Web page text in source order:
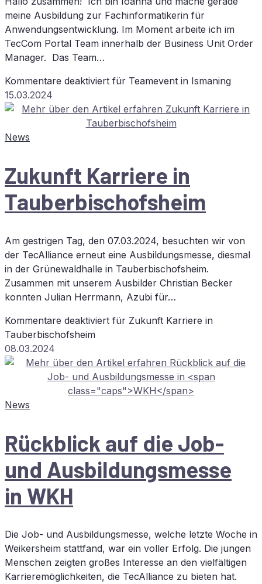
meine Ausbildung zur Fachinformatikerin für
Anwendungsentwicklung. Im Moment arbeite ich im
TecCom Portal Team innerhalb der Business Unit Order
Manager. Das Team…
Kommentare deaktiviert für Team­e­vent in Ismaning
15.03.2024
News
Zu­kunft Kar­rie­re in
Tauberbischofsheim
Am gestrigen Tag, den 07.03.2024, besuchten wir von
der TecAlliance erneut eine Ausbildungsmesse, diesmal
in der Grünewaldhalle in Tauberbischofsheim.
Zusammen mit unserem Ausbilder Christian Becker
konnten Julian Herrmann, Azubi für…
Kommentare deaktiviert für Zu­kunft Kar­rie­re in
Tauberbischofsheim
08.03.2024
News
Rück­blick auf die Job-
und Aus­bil­dungs­mes­se
in WKH
Die Job- und Ausbildungsmesse, welche letzte Woche in
Weikersheim stattfand, war ein voller Erfolg. Die jungen
Menschen zeigten großes Interesse an den vielfältigen
Karrieremöglichkeiten, die TecAlliance zu bieten hat.